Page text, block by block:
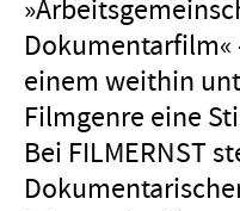
einem weithin
Filmgenre eine
Bei FILMERNST